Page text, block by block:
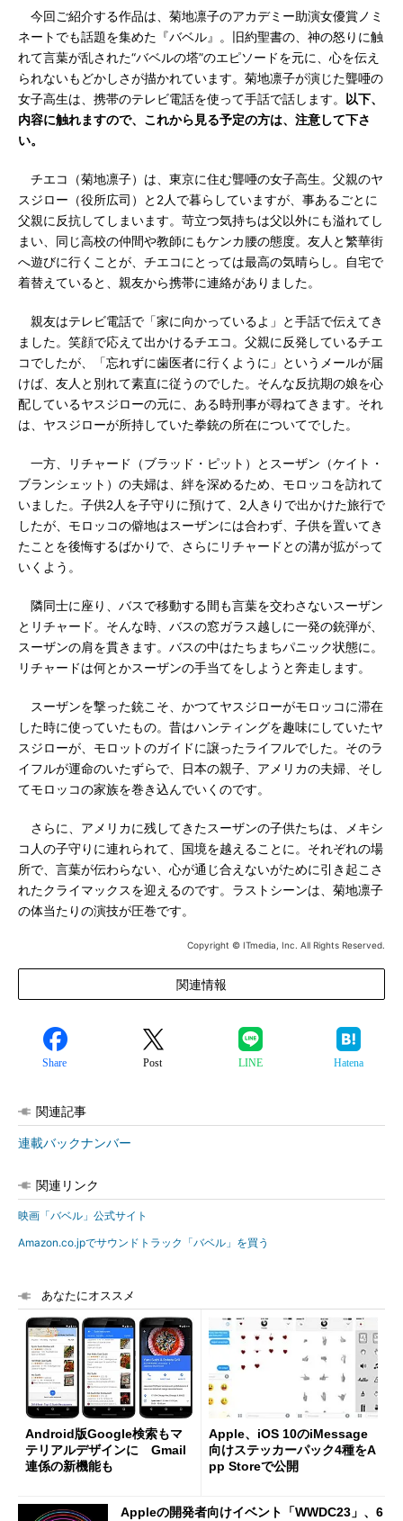
今回ご紹介する作品は、菊地凛子のアカデミー助演女優賞ノミ
ネートでも話題を集めた『バベル』。旧約聖書の、神の怒りに触
れて言葉が乱された“バベルの塔”のエピソードを元に、心を伝え
られないもどかしさが描かれています。菊地凛子が演じた聾唖の
女子高生は、携帯のテレビ電話を使って手話で話します。
以下、
内容に触れますので、これから見る予定の方は、注意して下さ
い。
チエコ（菊地凛子）は、東京に住む聾唖の女子高生。父親のヤ
スジロー（役所広司）と2人で暮らしていますが、事あるごとに
父親に反抗してしまいます。苛立つ気持ちは父以外にも溢れてし
まい、同じ高校の仲間や教師にもケンカ腰の態度。友人と繁華街
へ遊びに行くことが、チエコにとっては最高の気晴らし。自宅で
着替えていると、親友から携帯に連絡がありました。
親友はテレビ電話で「家に向かっているよ」と手話で伝えてき
ました。笑顔で応えて出かけるチエコ。父親に反発しているチエ
コでしたが、「忘れずに歯医者に行くように」というメールが届
けば、友人と別れて素直に従うのでした。そんな反抗期の娘を心
配しているヤスジローの元に、ある時刑事が尋ねてきます。それ
は、ヤスジローが所持していた拳銃の所在についてでした。
一方、リチャード（ブラッド・ピット）とスーザン（ケイト・
ブランシェット）の夫婦は、絆を深めるため、モロッコを訪れて
いました。子供2人を子守りに預けて、2人きりで出かけた旅行で
したが、モロッコの僻地はスーザンには合わず、子供を置いてき
たことを後悔するばかりで、さらにリチャードとの溝が拡がって
いくよう。
隣同士に座り、バスで移動する間も言葉を交わさないスーザン
とリチャード。そんな時、バスの窓ガラス越しに一発の銃弾が、
スーザンの肩を貫きます。バスの中はたちまちパニック状態に。
リチャードは何とかスーザンの手当てをしようと奔走します。
スーザンを撃った銃こそ、かつてヤスジローがモロッコに滞在
した時に使っていたもの。昔はハンティングを趣味にしていたヤ
スジローが、モロットのガイドに譲ったライフルでした。そのラ
イフルが運命のいたずらで、日本の親子、アメリカの夫婦、そし
てモロッコの家族を巻き込んでいくのです。
さらに、アメリカに残してきたスーザンの子供たちは、メキシ
コ人の子守りに連れられて、国境を越えることに。それぞれの場
所で、言葉が伝わらない、心が通じ合えないがために引き起こさ
れたクライマックスを迎えるのです。ラストシーンは、菊地凛子
の体当たりの演技が圧巻です。
Copyright © ITmedia, Inc. All Rights Reserved.
関連情報
Share Post LINE Hatena
関連記事
連載バックナンバー
関連リンク
映画「バベル」公式サイト
Amazon.co.jpでサウンドトラック「バベル」を買う
あなたにオススメ
Android版Google検索もマ
テリアルデザインに Gmail
連係の新機能も
Apple、iOS 10のiMessage
向けステッカーパック4種をA
pp Storeで公開
Appleの開発者向けイベント「WWDC23」、6